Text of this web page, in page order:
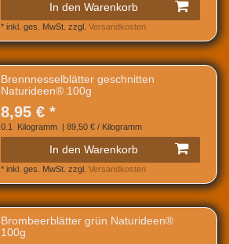
In den Warenkorb
* inkl. ges. MwSt. zzgl. Versandkosten
Brennnesselblätter geschnitten
Naturideen® 100g
8,95 € *
0.1 Kilogramm | 89,50 € / Kilogramm
In den Warenkorb
* inkl. ges. MwSt. zzgl. Versandkosten
Brombeerblätter grün Naturideen®
100g